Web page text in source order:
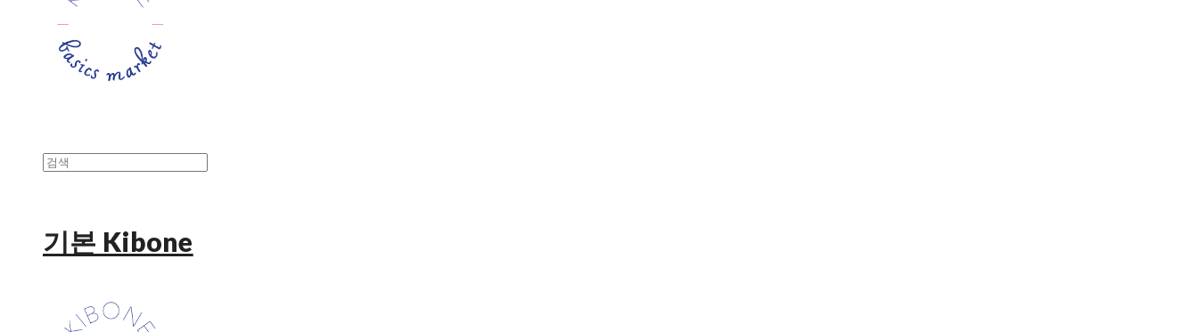
기본 Kibone